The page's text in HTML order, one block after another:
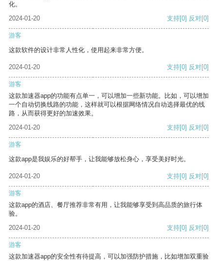
化。
2024-01-20
支持[0] 反对[0]
游客
这款软件的设计非常人性化，使用起来非常方便。
2024-01-20 支持[0] 反对[0]
游客
这款加速器app的功能有点单一，可以增加一些新功能。比如，可以增加
一个自动切换线路的功能，这样就可以根据网络情况自动选择最优的线
路，从而获得更好的加速效果。
2024-01-20
支持[0] 反对[0]
游客
这款app是我娱乐的好帮手，让我能够放松身心，享受美好时光。
2024-01-20 支持[0] 反对[0]
游客
这款app的酒店、餐厅推荐非常有用，让我能够享受到高品质的旅行体
验。
2024-01-20
支持[0] 反对[0]
游客
这款加速器app的安全性有待提高，可以加强防护措施，比如增加双重验